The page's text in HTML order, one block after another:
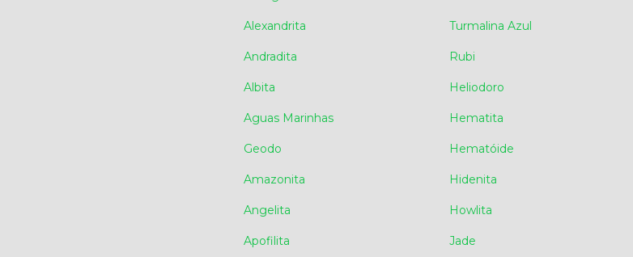
Alexandrita
Andradita
Albita
Aguas Marinhas
Geodo
Amazonita
Angelita
Apofilita
Turmalina Azul
Rubi
Heliodoro
Hematita
Hematóide
Hidenita
Howlita
Jade